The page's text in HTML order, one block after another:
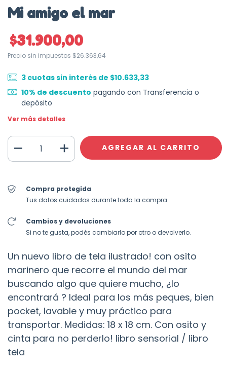
Mi amigo el mar
$31.900,00
Precio sin impuestos $26.363,64
3 cuotas sin interés de $10.633,33
10% de descuento pagando con Transferencia o
depósito
Ver más detalles
Compra protegida
Tus datos cuidados durante toda la compra.
Cambios y devoluciones
Si no te gusta, podés cambiarlo por otro o devolverlo.
Un nuevo libro de tela ilustrado! con osito
marinero que recorre el mundo del mar
buscando algo que quiere mucho, ¿lo
encontrará ? Ideal para los más peques, bien
pocket, lavable y muy práctico para
transportar. Medidas: 18 x 18 cm. Con osito y
cinta para no perderlo! libro sensorial / libro
tela